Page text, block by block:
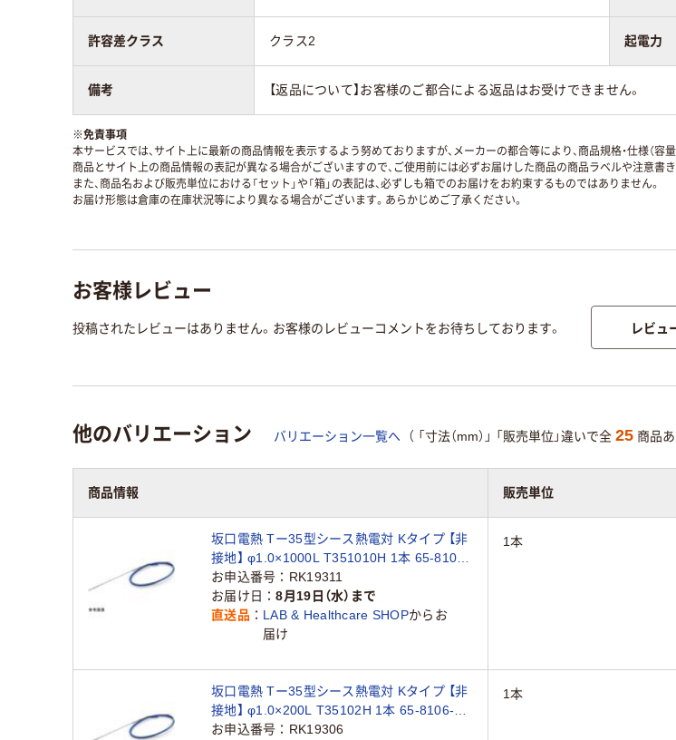
許容差クラス クラス2 起電力
備考 【返品について】お客様のご都合による返品はお受けできません。
※免責事項
本サービスでは、サイト上に最新の商品情報を表示するよう努めておりますが、メーカーの都合等により、商品規格・仕様（容
商品とサイト上の商品情報の表記が異なる場合がございますので、ご使用前には必ずお届けした商品の商品ラベルや注意書
また、商品名および販売単位における「セット」や「箱」の表記は、必ずしも箱でのお届けをお約束するものではありません。
お届け形態は倉庫の在庫状況等により異なる場合がございます。あらかじめご了承ください。
お客様レビュー
投稿されたレビューはありません。お客様のレビューコメントをお待ちしております。 レビュ
他のバリエーション バリエーション一覧へ （ 「寸法（mm）」 「販売単位」違いで全 25 商品あ
商品情報 販売単位
坂口電熱 Tー35型シース熱電対 Kタイプ 【非
接地】 φ1.0×1000L T351010H 1本 65-8106-
22（直送品）
お申込番号
RK19311
お届け日
8月19日（水）まで
直送品
LAB & Healthcare SHOPからお
届け
1本
坂口電熱 Tー35型シース熱電対 Kタイプ 【非
接地】 φ1.0×200L T35102H 1本 65-8106-
19（直送品）
お申込番号
RK19306
1本